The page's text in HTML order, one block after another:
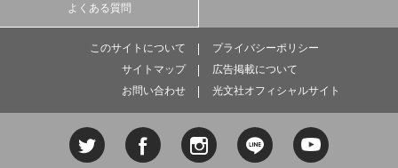
よくある質問
このサイトについて
プライバシーポリシー
サイトマップ
広告掲載について
お問い合わせ
光文社オフィシャルサイト